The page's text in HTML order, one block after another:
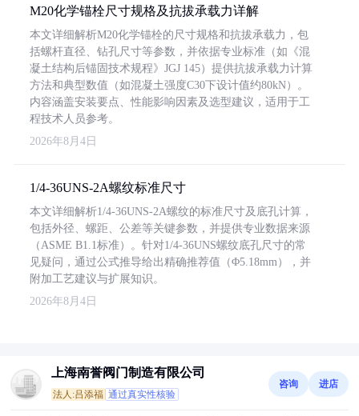
M20化学锚栓尺寸规格及抗拔承载力详解
本文详细解析M20化学锚栓的尺寸规格和抗拔承载力，包
括螺杆直径、钻孔尺寸等参数，并依据专业标准（如《混
凝土结构后锚固技术规程》JGJ 145）提供抗拔承载力计算
方法和典型数值（如混凝土强度C30下设计值约80kN）。
内容涵盖安装要点、性能影响因素及选型建议，适用于工
程技术人员参考。
2026年8月4日
1/4-36UNS-2A螺纹标准尺寸
本文详细解析1/4-36UNS-2A螺纹的标准尺寸及底孔计算，
包括外径、螺距、公差等关键参数，并提供专业数据来源
（ASME B1.1标准）。针对1/4-36UNS螺纹底孔尺寸的常
见疑问，通过公式推导给出精确推荐值（Φ5.18mm），并
附加工艺建议与扩展知识。
2026年8月4日
上海南誉阀门制造有限公司
法人:吕添福 通过真实性核验
咨询 进店